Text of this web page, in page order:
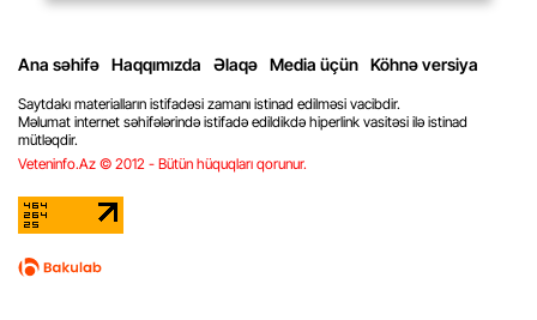
Ana səhifə Haqqımızda Əlaqə Media üçün Köhnə versiya
Saytdakı materialların istifadəsi zamanı istinad edilməsi vacibdir.
Məlumat internet səhifələrində istifadə edildikdə hiperlink vasitəsi ilə istinad
mütləqdir.
Veteninfo.Az © 2012 - Bütün hüquqları qorunur.